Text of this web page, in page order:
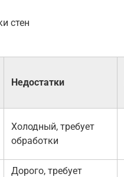
стен
Недостатки
Холодный, требует
обработки
Дорого, требует